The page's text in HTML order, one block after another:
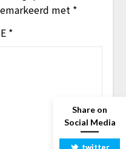
met *
*
Share on
Social Media
twitter